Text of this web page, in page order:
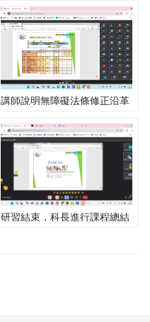
講師說明無障礙法條修正沿革
研習結束，科長進行課程總結